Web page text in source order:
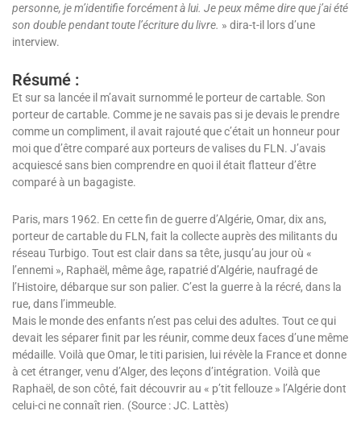
personne, je m’identifie forcément à lui. Je peux même dire que j’ai été
son double pendant toute l’écriture du livre. » dira-t-il lors d’une
interview.
Résumé :
Et sur sa lancée il m’avait surnommé le porteur de cartable. Son
porteur de cartable. Comme je ne savais pas si je devais le prendre
comme un compliment, il avait rajouté que c’était un honneur pour
moi que d’être comparé aux porteurs de valises du FLN. J’avais
acquiescé sans bien comprendre en quoi il était flatteur d’être
comparé à un bagagiste.
Paris, mars 1962. En cette fin de guerre d’Algérie, Omar, dix ans,
porteur de cartable du FLN, fait la collecte auprès des militants du
réseau Turbigo. Tout est clair dans sa tête, jusqu’au jour où «
l’ennemi », Raphaël, même âge, rapatrié d’Algérie, naufragé de
l’Histoire, débarque sur son palier. C’est la guerre à la récré, dans la
rue, dans l’immeuble.
Mais le monde des enfants n’est pas celui des adultes. Tout ce qui
devait les séparer finit par les réunir, comme deux faces d’une même
médaille. Voilà que Omar, le titi parisien, lui révèle la France et donne
à cet étranger, venu d’Alger, des leçons d’intégration. Voilà que
Raphaël, de son côté, fait découvrir au « p’tit fellouze » l’Algérie dont
celui-ci ne connaît rien. (Source : JC. Lattès)